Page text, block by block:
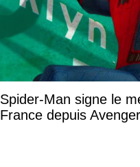
Spider-Man signe le
France depuis